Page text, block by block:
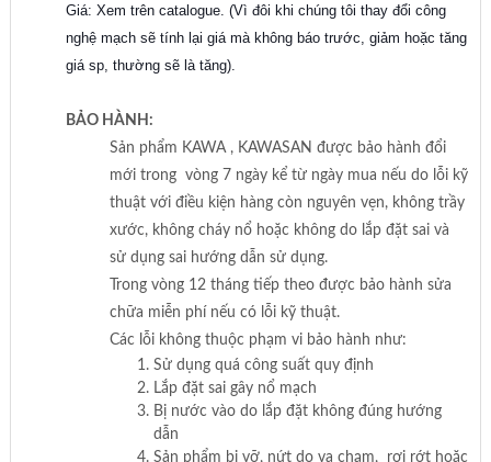
Giá: Xem trên catalogue. (Vì đôi khi chúng tôi thay đổi công
nghệ mạch sẽ tính lại giá mà không báo trước, giảm hoặc tăng
giá sp, thường sẽ là tăng).
BẢO HÀNH:
Sản phẩm KAWA , KAWASAN được bảo hành đổi
mới trong vòng 7 ngày kể từ ngày mua nếu do lỗi kỹ
thuật với điều kiện hàng còn nguyên vẹn, không trầy
xước, không cháy nổ hoặc không do lắp đặt sai và
sử dụng sai hướng dẫn sử dụng.
Trong vòng 12 tháng tiếp theo được bảo hành sửa
chữa miễn phí nếu có lỗi kỹ thuật.
Các lỗi không thuộc phạm vi bảo hành như:
Sử dụng quá công suất quy định
Lắp đặt sai gây nổ mạch
Bị nước vào do lắp đặt không đúng hướng
dẫn
Sản phẩm bị vỡ, nứt do va chạm, rơi rớt hoặc